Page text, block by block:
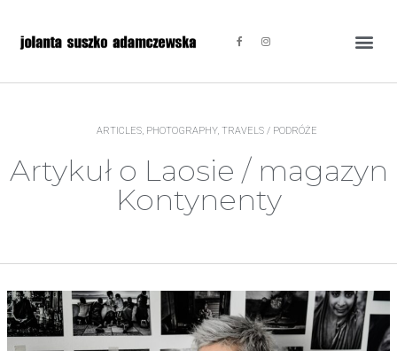
ARTICLES PHOTOGRAPHY, TRAVELS / PODRÓŻE
Artykuł o Laosie / magazyn
Kontynenty